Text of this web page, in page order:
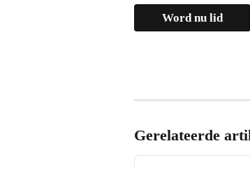
Word nu lid
Gerelateerde